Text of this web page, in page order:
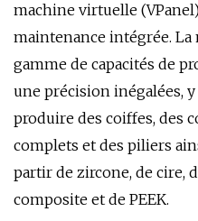
machine virtuelle
maintenance intégrée.
gamme de capacités de
une précision inégalées,
produire des coiffes, des
complets et des piliers
partir de zircone, de cire,
composite et de PEEK.